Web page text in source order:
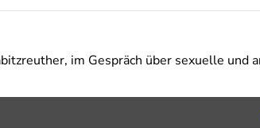
im Gespräch über sexuelle und